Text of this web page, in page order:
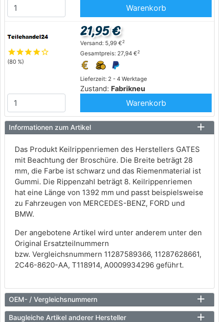
Warenkorb
starstarstarstarstar_outline
(80 %)
Lieferzeit: 2 - 4 Werktage
Zustand: Fabrikneu
21,95 €
Versand: 5,99 €2
Gesamtpreis: 27,94 €2
Warenkorb
Informationen zum Artikel
Das Produkt Keilrippenriemen des Herstellers GATES
mit Beachtung der Broschüre. Die Breite beträgt 28
mm, die Farbe ist schwarz und das Riemenmaterial ist
Gummi. Die Rippenzahl beträgt 8. Keilrippenriemen
hat eine Länge von 1392 mm und passt beispielsweise
zu Fahrzeugen von MERCEDES-BENZ, FORD und
BMW.
Der angebotene Artikel wird unter anderem unter den
Original Ersatzteilnummern
bzw. Vergleichsnummern 11287589366, 11287628661,
2C46-8620-AA, T118914, A0009934296 geführt.
OEM- / Vergleichsnummern
Baugleiche Artikel anderer Hersteller